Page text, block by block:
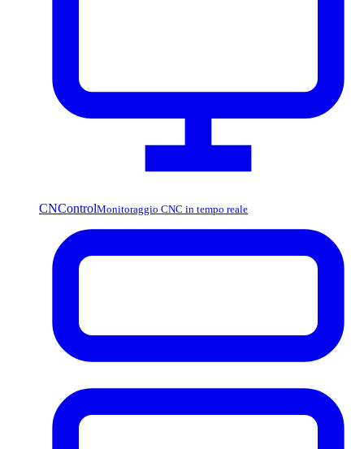
CNControlMonitoraggio CNC in tempo reale